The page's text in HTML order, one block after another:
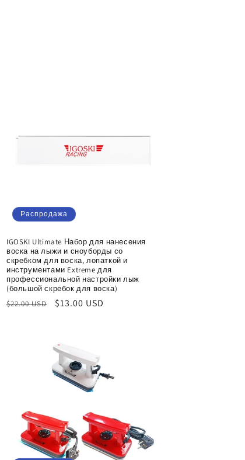
Распродажа
IGOSKI Ultimate Набор для нанесения
воска на лыжи и сноуборды со
скребком для воска, лопаткой и
инструментами Extreme для
профессиональной настройки лыж
(большой скребок для воска)
Обычная
$22.00 USD
Цена
$13.00 USD